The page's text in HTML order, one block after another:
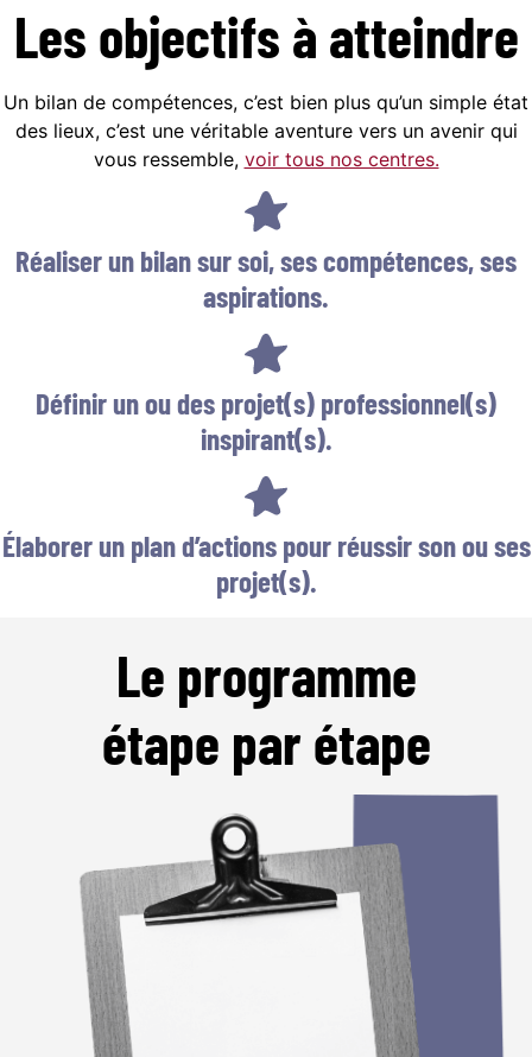
Les objectifs à atteindre
Un bilan de compétences, c’est bien plus qu’un simple état
des lieux, c’est une véritable aventure vers un avenir qui
vous ressemble, voir tous nos centres.
Réaliser un bilan sur soi, ses compétences, ses
aspirations.
Définir un ou des projet(s) professionnel(s)
inspirant(s).
Élaborer un plan d’actions pour réussir son ou ses
projet(s).
Le programme
étape par étape